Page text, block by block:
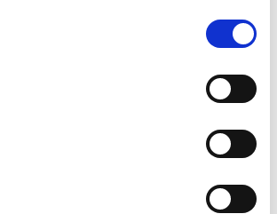
i nordvästra delen av Östra Silen.
tel. 0573-401 50